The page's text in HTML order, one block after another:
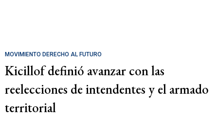
MOVIMIENTO DERECHO AL FUTURO
Kicillof definió avanzar con las
reelecciones de intendentes y el armado
territorial